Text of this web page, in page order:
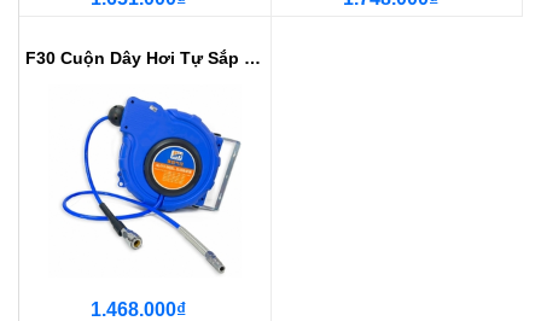
F30 Cuộn Dây Hơi Tự Sắp Xếp, Tự ...
1.468.000₫